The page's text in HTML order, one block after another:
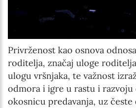
Privrženost kao osnova
roditelja, značaj uloge
ulogu vršnjaka, te važnost
odmora i igre u rastu i
okosnicu predavanja, uz